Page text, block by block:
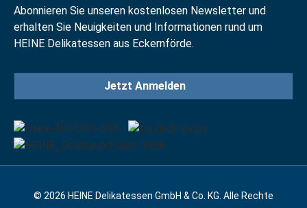
Abonnieren Sie unseren kostenlosen Newsletter und
erhalten Sie Neuigkeiten und Informationen rund um
HEINE Delikatessen aus Eckernförde.
Jetzt Anmelden
© 2026 HEINE Delikatessen GmbH & Co. KG. Alle Rechte